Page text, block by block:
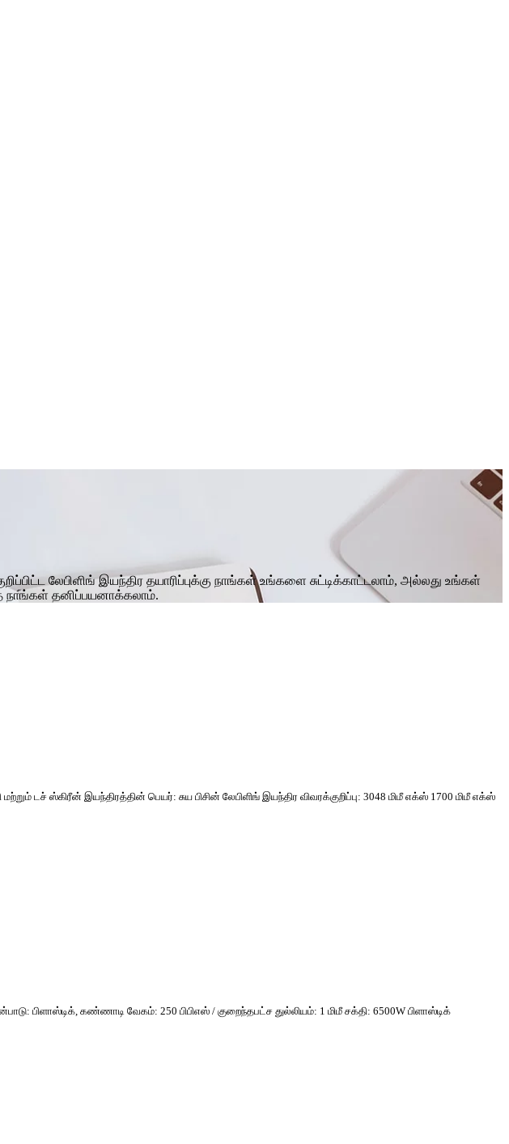
லேபிளிங் இயந்திர தயாரிப்புக்கு நாங்கள் உங்களை சுட்டிக்காட்டலாம், அல்லது உங்கள்
நாங்கள் தனிப்பயனாக்கலாம்.
டச் ஸ்கிரீன் இயந்திரத்தின் பெயர்: சுய பிசின் லேபிளிங் இயந்திர விவரக்குறிப்பு: 3048 மிமீ எக்ஸ் 1700 மிமீ எக்ஸ்
பிளாஸ்டிக், கண்ணாடி வேகம்: 250 பிபிஎஸ் / குறைந்தபட்ச துல்லியம்: 1 மிமீ சக்தி: 6500W பிளாஸ்டிக்